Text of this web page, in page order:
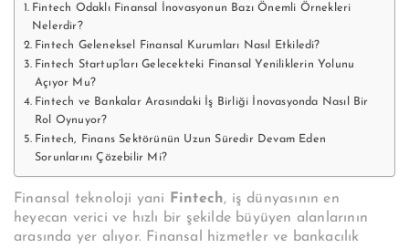
Fintech Odaklı Finansal İnovasyonun Bazı Önemli Örnekleri
Nelerdir?
Fintech Geleneksel Finansal Kurumları Nasıl Etkiledi?
Fintech Startup’ları Gelecekteki Finansal Yeniliklerin Yolunu
Açıyor Mu?
Fintech ve Bankalar Arasındaki İş Birliği İnovasyonda Nasıl Bir
Rol Oynuyor?
Fintech, Finans Sektörünün Uzun Süredir Devam Eden
Sorunlarını Çözebilir Mi?
Finansal teknoloji yani Fintech, iş dünyasının en
heyecan verici ve hızlı bir şekilde büyüyen alanlarının
arasında yer alıyor. Finansal hizmetler ve bankacılık